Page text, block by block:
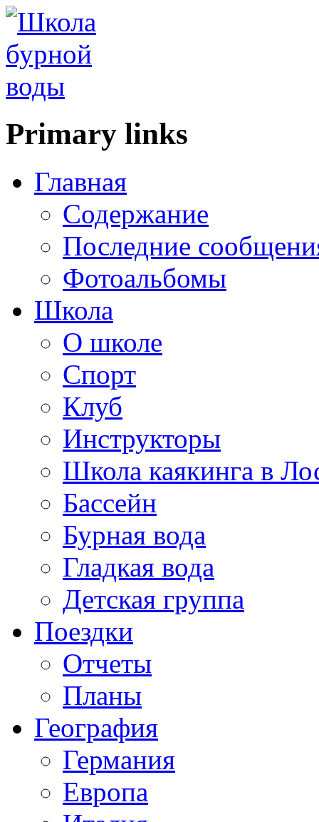
Primary links
Главная
Содержание
Последние
Фотоальбомы
Школа
О школе
Спорт
Клуб
Инструкторы
Школа каякинга в
Бассейн
Бурная вода
Гладкая вода
Детская группа
Поездки
Отчеты
Планы
География
Германия
Европа